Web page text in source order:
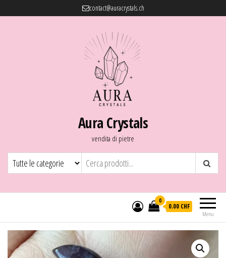
contact@auracrystals.ch
Aura Crystals
vendita di pietre
Menu
0
0.00 CHF